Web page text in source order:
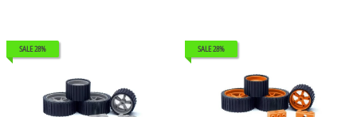
SALE 28% SALE 28%